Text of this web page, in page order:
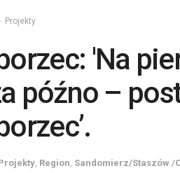
Projekty
'Na
późno –
Region Sandomierz/Staszów /